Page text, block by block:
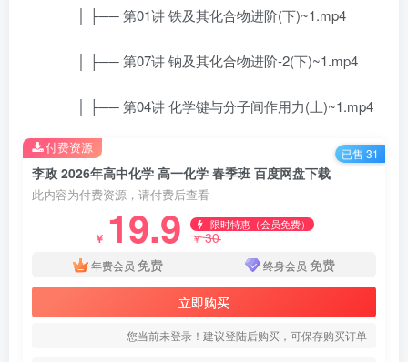
│ ├── 第01讲 铁及其化合物进阶(下)~1.mp4
│ ├── 第07讲 钠及其化合物进阶-2(下)~1.mp4
│ ├── 第04讲 化学键与分子间作用力(上)~1.mp4
李政 2026年高中化学 高一化学 春季班 百度网盘下载
此内容为付费资源，请付费后查看
￥ 19.9 限时特惠（会员免费）
￥30
年费会员 免费 终身会员 免费
立即购买
您当前未登录！建议登陆后购买，可保存购买订单
付费资源 已售 31